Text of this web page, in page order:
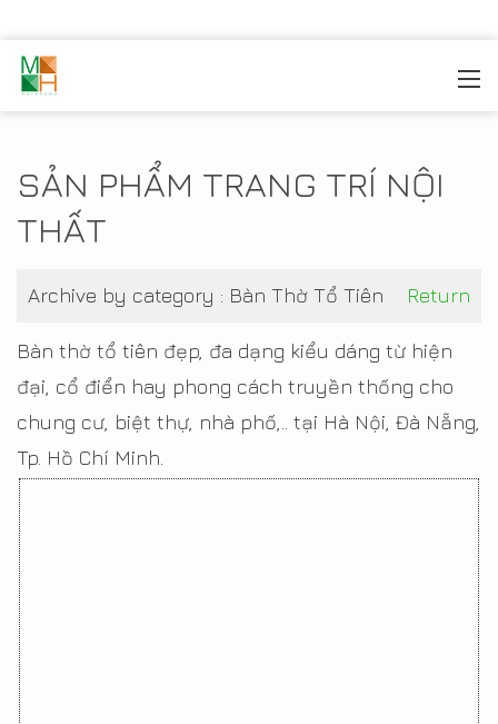
SẢN PHẨM TRANG TRÍ NỘI
THẤT
Archive by category : Bàn Thờ Tổ Tiên Return
Bàn thờ tổ tiên đẹp, đa dạng kiểu dáng từ hiện
đại, cổ điển hay phong cách truyền thống cho
chung cư, biệt thự, nhà phố,.. tại Hà Nội, Đà Nẵng,
Tp. Hồ Chí Minh.